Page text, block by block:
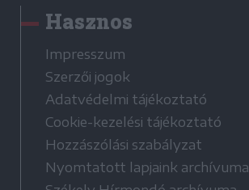
Hasznos
Impresszum
Szerzői jogok
Adatvédelmi tájékoztató
Cookie-kezelési tájékoztató
Hozzászólási szabályzat
Nyomtatott lapjaink archívuma